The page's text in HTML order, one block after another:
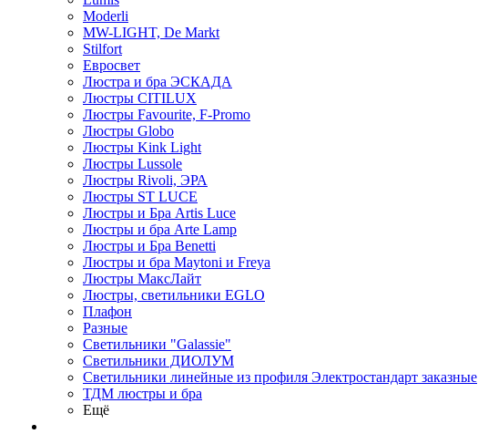
Moderli
MW-LIGHT, De Markt
Stilfort
Евросвет
Люстра и бра ЭСКАДА
Люстры CITILUX
Люстры Favourite, F-Promo
Люстры Globo
Люстры Kink Light
Люстры Lussole
Люстры Rivoli, ЭРА
Люстры ST LUCE
Люстры и Бра Artis Luce
Люстры и бра Arte Lamp
Люстры и Бра Benetti
Люстры и бра Maytoni и Freya
Люстры МаксЛайт
Люстры, светильники EGLO
Плафон
Разные
Светильники "Galassie"
Светильники ДИОЛУМ
Светильники линейные из профиля Электростандарт заказные
ТДМ люстры и бра
Ещё